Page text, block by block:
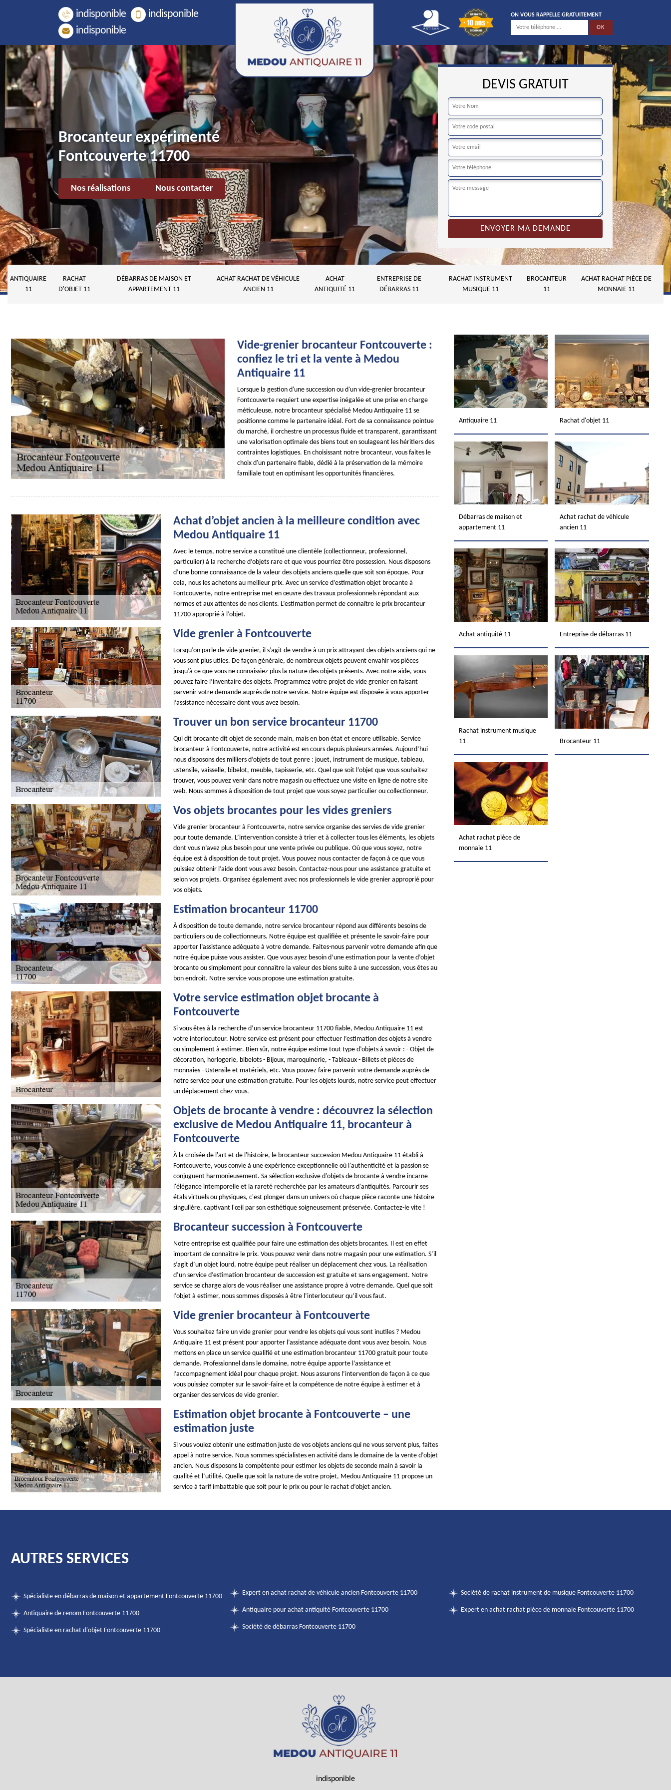
indisponible
indisponible
indisponible
ON VOUS RAPPELLE GRATUITEMENT
Brocanteur expérimenté
Fontcouverte 11700
Nos réalisations Nous contacter
DEVIS GRATUIT
ANTIQUAIRE
11
RACHAT
D'OBJET 11
DÉBARRAS DE MAISON ET
APPARTEMENT 11
ACHAT RACHAT DE VÉHICULE
ANCIEN 11
ACHAT
ANTIQUITÉ 11
ENTREPRISE DE
DÉBARRAS 11
RACHAT INSTRUMENT
MUSIQUE 11
BROCANTEUR
11
ACHAT RACHAT PIÈCE DE
MONNAIE 11
Vide-grenier brocanteur Fontcouverte :
confiez le tri et la vente à Medou
Antiquaire 11
Lorsque la gestion d'une succession ou d'un vide-grenier brocanteur
Fontcouverte requiert une expertise inégalée et une prise en charge
méticuleuse, notre brocanteur spécialisé Medou Antiquaire 11 se
positionne comme le partenaire idéal. Fort de sa connaissance pointue
du marché, il orchestre un processus fluide et transparent, garantissant
une valorisation optimale des biens tout en soulageant les héritiers des
contraintes logistiques. En choisissant notre brocanteur, vous faites le
choix d'un partenaire fiable, dédié à la préservation de la mémoire
familiale tout en optimisant les opportunités financières.
Achat d’objet ancien à la meilleure condition avec
Medou Antiquaire 11
Avec le temps, notre service a constitué une clientèle (collectionneur, professionnel,
particulier) à la recherche d’objets rare et que vous pourriez être possession. Nous disposons
d’une bonne connaissance de la valeur des objets anciens quelle que soit son époque. Pour
cela, nous les achetons au meilleur prix. Avec un service d’estimation objet brocante à
Fontcouverte, notre entreprise met en œuvre des travaux professionnels répondant aux
normes et aux attentes de nos clients. L’estimation permet de connaître le prix brocanteur
11700 approprié à l’objet.
Vide grenier à Fontcouverte
Lorsqu’on parle de vide grenier, il s’agit de vendre à un prix attrayant des objets anciens qui ne
vous sont plus utiles. De façon générale, de nombreux objets peuvent envahir vos pièces
jusqu’à ce que vous ne connaissiez plus la nature des objets présents. Avec notre aide, vous
pouvez faire l’inventaire des objets. Programmez votre projet de vide grenier en faisant
parvenir votre demande auprès de notre service. Notre équipe est disposée à vous apporter
l’assistance nécessaire dont vous avez besoin.
Trouver un bon service brocanteur 11700
Qui dit brocante dit objet de seconde main, mais en bon état et encore utilisable. Service
brocanteur à Fontcouverte, notre activité est en cours depuis plusieurs années. Aujourd’hui
nous disposons des milliers d’objets de tout genre : jouet, instrument de musique, tableau,
ustensile, vaisselle, bibelot, meuble, tapisserie, etc. Quel que soit l’objet que vous souhaitez
trouver, vous pouvez venir dans notre magasin ou effectuez une visite en ligne de notre site
web. Nous sommes à disposition de tout projet que vous soyez particulier ou collectionneur.
Vos objets brocantes pour les vides greniers
Vide grenier brocanteur à Fontcouverte, notre service organise des servies de vide grenier
pour toute demande. L’intervention consiste à trier et à collecter tous les éléments, les objets
dont vous n’avez plus besoin pour une vente privée ou publique. Où que vous soyez, notre
équipe est à disposition de tout projet. Vous pouvez nous contacter de façon à ce que vous
puissiez obtenir l’aide dont vous avez besoin. Contactez-nous pour une assistance gratuite et
selon vos projets. Organisez également avec nos professionnels le vide grenier approprié pour
vos objets.
Estimation brocanteur 11700
À disposition de toute demande, notre service brocanteur répond aux différents besoins de
particuliers ou de collectionneurs. Notre équipe est qualifiée et présente le savoir-faire pour
apporter l’assistance adéquate à votre demande. Faites-nous parvenir votre demande afin que
notre équipe puisse vous assister. Que vous ayez besoin d’une estimation pour la vente d’objet
brocante ou simplement pour connaître la valeur des biens suite à une succession, vous êtes au
bon endroit. Notre service vous propose une estimation gratuite.
Votre service estimation objet brocante à
Fontcouverte
Si vous êtes à la recherche d’un service brocanteur 11700 fiable, Medou Antiquaire 11 est
votre interlocuteur. Notre service est présent pour effectuer l’estimation des objets à vendre
ou simplement à estimer. Bien sûr, notre équipe estime tout type d’objets à savoir : - Objet de
décoration, horlogerie, bibelots - Bijoux, maroquinerie, - Tableaux - Billets et pièces de
monnaies - Ustensile et matériels, etc. Vous pouvez faire parvenir votre demande auprès de
notre service pour une estimation gratuite. Pour les objets lourds, notre service peut effectuer
un déplacement chez vous.
Objets de brocante à vendre : découvrez la sélection
exclusive de Medou Antiquaire 11, brocanteur à
Fontcouverte
À la croisée de l'art et de l'histoire, le brocanteur succession Medou Antiquaire 11 établi à
Fontcouverte, vous convie à une expérience exceptionnelle où l'authenticité et la passion se
conjuguent harmonieusement. Sa sélection exclusive d'objets de brocante à vendre incarne
l'élégance intemporelle et la rareté recherchée par les amateurs d'antiquités. Parcourir ses
étals virtuels ou physiques, c'est plonger dans un univers où chaque pièce raconte une histoire
singulière, captivant l'œil par son esthétique soigneusement préservée. Contactez-le vite !
Brocanteur succession à Fontcouverte
Notre entreprise est qualifiée pour faire une estimation des objets brocantes. Il est en effet
important de connaître le prix. Vous pouvez venir dans notre magasin pour une estimation. S’il
s’agit d’un objet lourd, notre équipe peut réaliser un déplacement chez vous. La réalisation
d’un service d’estimation brocanteur de succession est gratuite et sans engagement. Notre
service se charge alors de vous réaliser une assistance propre à votre demande. Quel que soit
l’objet à estimer, nous sommes disposés à être l’interlocuteur qu’il vous faut.
Vide grenier brocanteur à Fontcouverte
Vous souhaitez faire un vide grenier pour vendre les objets qui vous sont inutiles ? Medou
Antiquaire 11 est présent pour apporter l’assistance adéquate dont vous avez besoin. Nous
mettons en place un service qualifié et une estimation brocanteur 11700 gratuit pour toute
demande. Professionnel dans le domaine, notre équipe apporte l’assistance et
l’accompagnement idéal pour chaque projet. Nous assurons l’intervention de façon à ce que
vous puissiez compter sur le savoir-faire et la compétence de notre équipe à estimer et à
organiser des services de vide grenier.
Estimation objet brocante à Fontcouverte – une
estimation juste
Si vous voulez obtenir une estimation juste de vos objets anciens qui ne vous servent plus, faites
appel à notre service. Nous sommes spécialistes en activité dans le domaine de la vente d’objet
ancien. Nous disposons la compétente pour estimer les objets de seconde main à savoir la
qualité et l’utilité. Quelle que soit la nature de votre projet, Medou Antiquaire 11 propose un
service à tarif imbattable que soit pour le prix ou pour le rachat d’objet ancien.
Antiquaire 11 Rachat d'objet 11
Débarras de maison et
appartement 11
Achat rachat de véhicule
ancien 11
Achat antiquité 11 Entreprise de débarras 11
Rachat instrument musique
11
Brocanteur 11
Achat rachat pièce de
monnaie 11
AUTRES SERVICES
Spécialiste en débarras de maison et appartement Fontcouverte 11700
Antiquaire de renom Fontcouverte 11700
Spécialiste en rachat d'objet Fontcouverte 11700
Expert en achat rachat de véhicule ancien Fontcouverte 11700
Antiquaire pour achat antiquité Fontcouverte 11700
Société de débarras Fontcouverte 11700
Société de rachat instrument de musique Fontcouverte 11700
Expert en achat rachat pièce de monnaie Fontcouverte 11700
indisponible